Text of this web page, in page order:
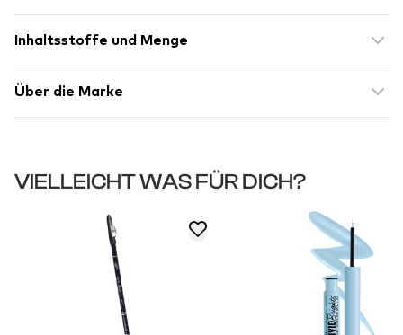
Inhaltsstoffe und Menge
Über die Marke
VIELLEICHT WAS FÜR DICH?